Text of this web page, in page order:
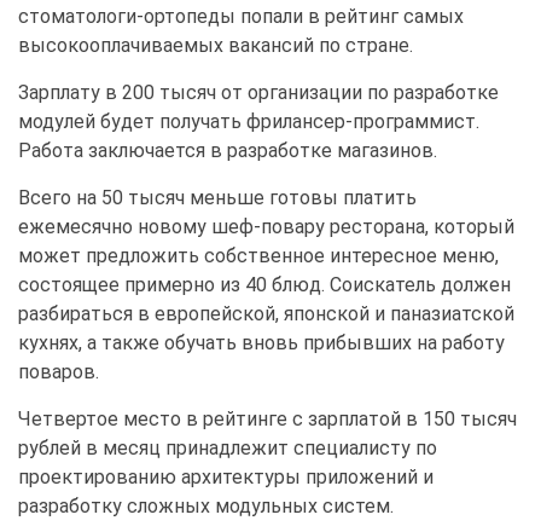
стоматологи-ортопеды попали в рейтинг самых
высокооплачиваемых вакансий по стране.
Зарплату в 200 тысяч от организации по разработке
модулей будет получать фрилансер-программист.
Работа заключается в разработке магазинов.
Всего на 50 тысяч меньше готовы платить
ежемесячно новому шеф-повару ресторана, который
может предложить собственное интересное меню,
состоящее примерно из 40 блюд. Соискатель должен
разбираться в европейской, японской и паназиатской
кухнях, а также обучать вновь прибывших на работу
поваров.
Четвертое место в рейтинге с зарплатой в 150 тысяч
рублей в месяц принадлежит специалисту по
проектированию архитектуры приложений и
разработку сложных модульных систем.